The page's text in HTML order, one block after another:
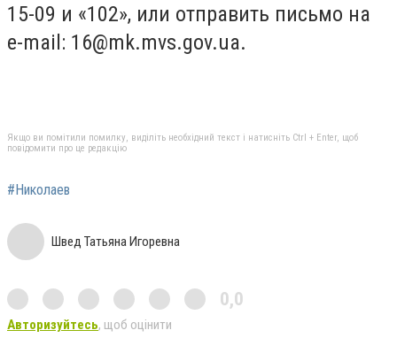
15-09 и «102», или отправить письмо на
e-mail: 16@mk.mvs.gov.ua.
Якщо ви помітили помилку, виділіть необхідний текст і натисніть Ctrl + Enter, щоб
повідомити про це редакцію
#Николаев
Швед Татьяна Игоревна
0,0
Авторизуйтесь, щоб оцінити